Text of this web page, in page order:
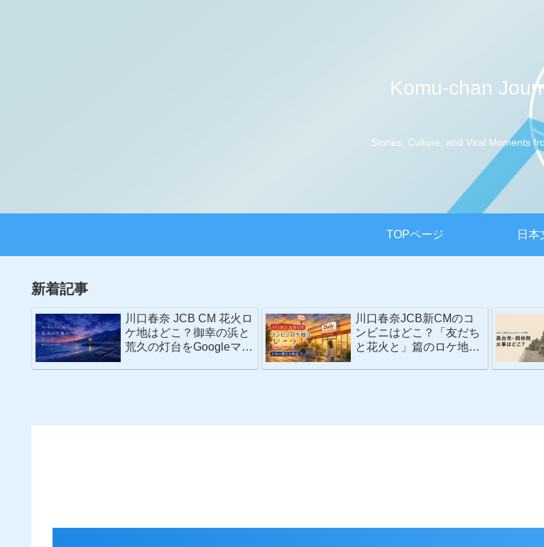
Komu-chan
Stories, Culture, and Viral Moments
TOPページ 日本
新着記事
川口春奈 JCB CM 花火ロ
ケ地はどこ？御幸の浜と
荒久の灯台をGoogleマッ
川口春奈JCB新CMのコ
ンビニはどこ？「友だち
と花火と」篇のロケ地を